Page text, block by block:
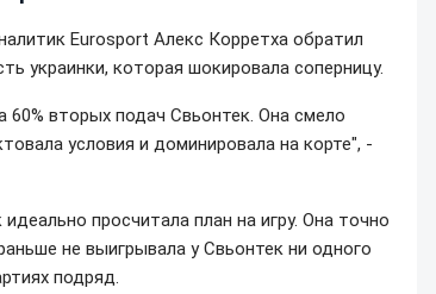
Eurosport Алекс Корретха обратил
украинки, которая шокировала соперницу.
60% вторых подач Свьонтек. Она смело
условия и доминировала на корте", -
просчитала план на игру. Она точно
не выигрывала у Свьонтек ни одного
подряд.